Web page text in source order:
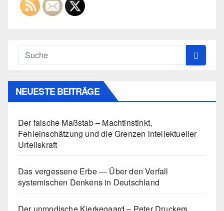
NEUESTE BEITRÄGE
Der falsche Maßstab – Machtinstinkt,
Fehleinschätzung und die Grenzen intellektueller
Urteilskraft
Das vergessene Erbe — Über den Verfall
systemischen Denkens in Deutschland